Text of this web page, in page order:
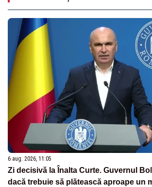
6 aug. 2026, 11:05
Zi decisivă la Înalta Curte. Guvernul
dacă trebuie să plătească aproape un